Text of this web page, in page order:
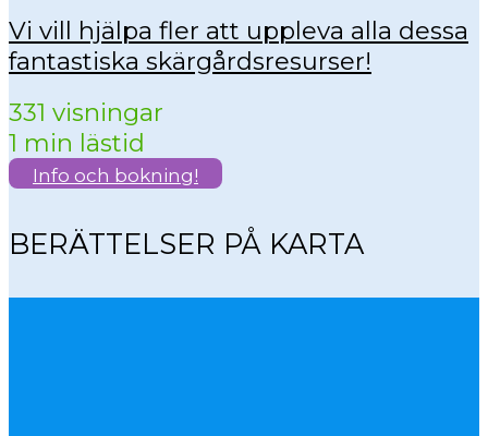
Vi vill hjälpa fler att uppleva alla dessa
fantastiska skärgårdsresurser!
331 visningar
1 min lästid
Info och bokning!
BERÄTTELSER PÅ KARTA